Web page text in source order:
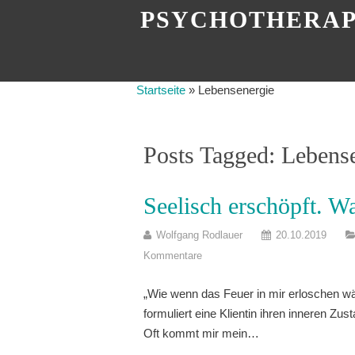
Startseite » Lebensenergie
Posts Tagged:
Seelisch erschöpft.
Wolfgang Rodlauer 20.10.2019
Kommentare
„Wie wenn das Feuer in mir erloschen
formuliert eine Klientin ihren inneren
Oft kommt mir mein…